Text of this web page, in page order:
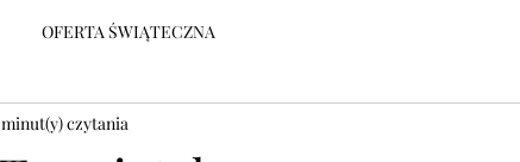
OFERTA ŚWIĄTECZNA
minut(y) czytania